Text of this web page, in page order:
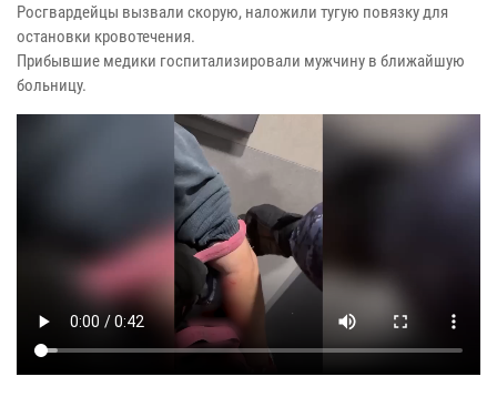
Росгвардейцы вызвали скорую, наложили тугую повязку для
остановки кровотечения.
Прибывшие медики госпитализировали мужчину в ближайшую
больницу.